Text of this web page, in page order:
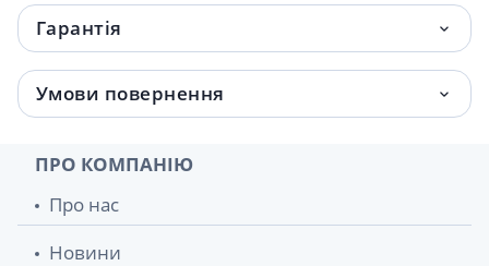
Гарантія
Умови повернення
ПРО КОМПАНІЮ
Про нас
Новини